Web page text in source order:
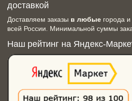
доставкой
Доставляем заказы в любые города
всей России. Минимальной суммы
Наш рейтинг на Яндекс-